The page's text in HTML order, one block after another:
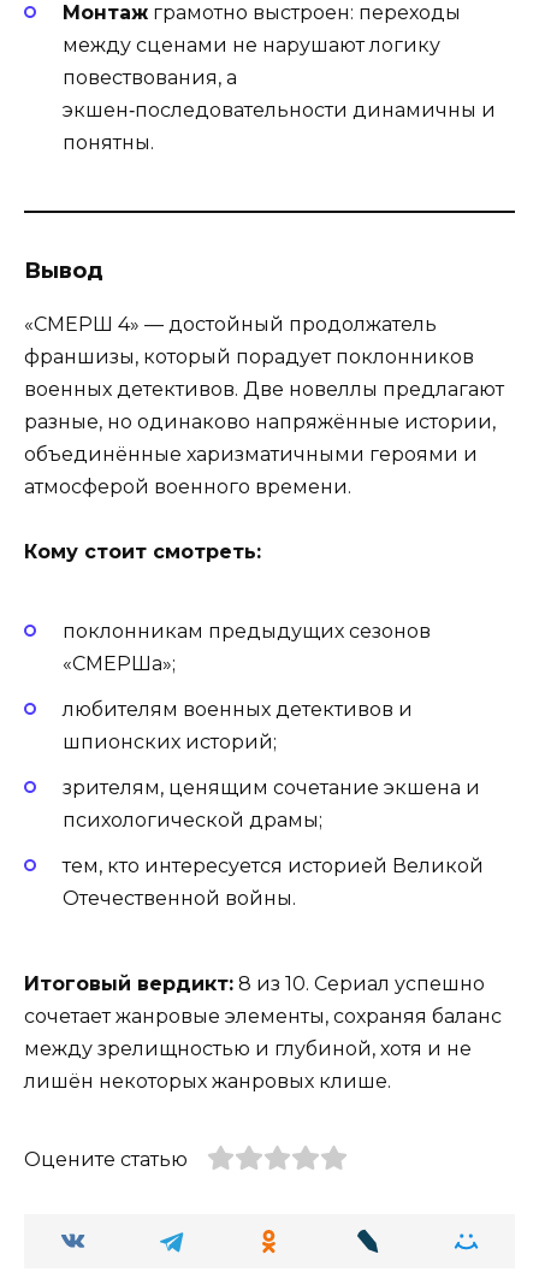
Монтаж грамотно выстроен: переходы
между сценами не нарушают логику
повествования, а
экшен‑последовательности динамичны и
понятны.
Вывод
«СМЕРШ 4» — достойный продолжатель
франшизы, который порадует поклонников
военных детективов. Две новеллы предлагают
разные, но одинаково напряжённые истории,
объединённые харизматичными героями и
атмосферой военного времени.
Кому стоит смотреть:
поклонникам предыдущих сезонов
«СМЕРШа»;
любителям военных детективов и
шпионских историй;
зрителям, ценящим сочетание экшена и
психологической драмы;
тем, кто интересуется историей Великой
Отечественной войны.
Итоговый вердикт: 8 из 10. Сериал успешно
сочетает жанровые элементы, сохраняя баланс
между зрелищностью и глубиной, хотя и не
лишён некоторых жанровых клише.
Оцените статью